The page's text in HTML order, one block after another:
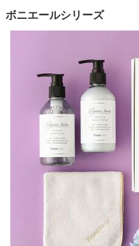
ボニエールシリーズ